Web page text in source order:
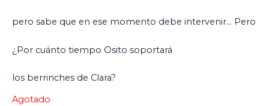
pero sabe que en ese momento debe intervenir… Pero
¿Por cuánto tiempo Osito soportará
los berrinches de Clara?
Agotado